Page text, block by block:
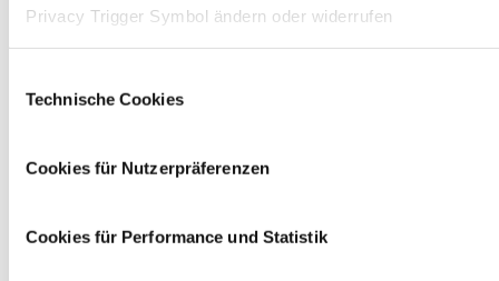
Privacy Trigger Symbol ändern oder widerrufen
Informationen über Ihre geografische Lage erfassen,
(Fingerprinting) identifizieren
und legen Sie Ihre Präferenzen imAbschnitt Einzelheiten
Technische Cookies
Cookies für Nutzerpräferenzen
Cookies für Performance und Statistik
Nächste Veranstaltungen